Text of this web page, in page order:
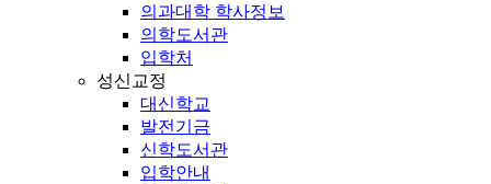
의과대학 학사정보
의학도서관
입학처
성신교정
대신학교
발전기금
신학도서관
입학안내